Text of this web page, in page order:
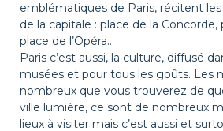
emblématiques de Paris, récitent
de la capitale : place de la Concorde,
place de l’Opéra…
Paris c’est aussi, la culture, diffusé
musées et pour tous les goûts. Les
nombreux que vous trouverez de
ville lumière, ce sont de nombreux
lieux à visiter mais c’est aussi et